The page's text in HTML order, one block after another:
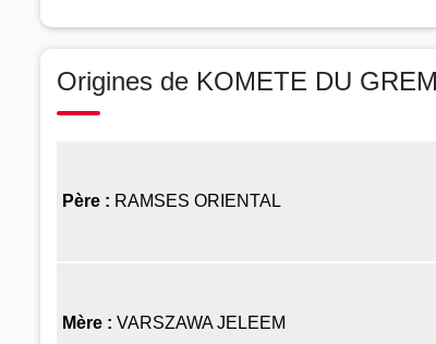
Origines de KOMETE DU
Père : RAMSES ORIENTAL
Mère : VARSZAWA JELEEM